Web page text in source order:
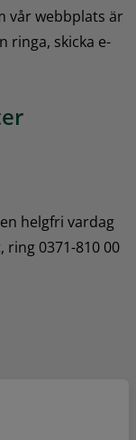
vår webbplats är
ringa, skicka e-
helgfri vardag
ring 0371-810 00